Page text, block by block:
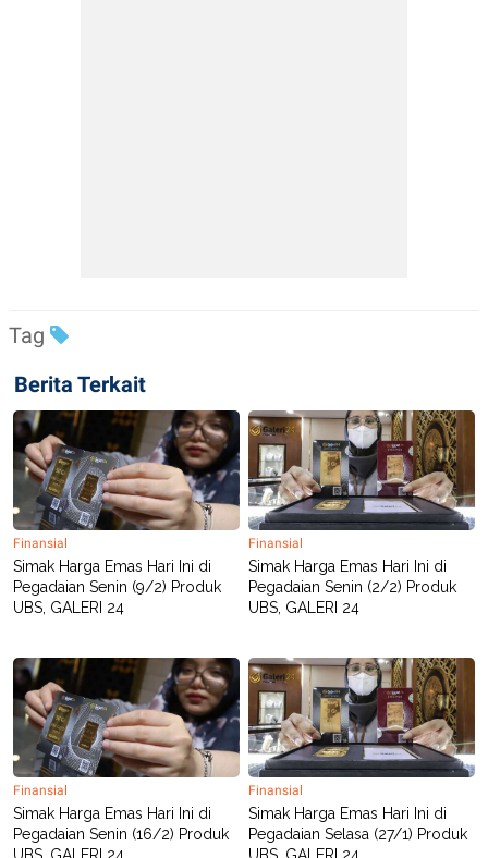
Tag
Berita Terkait
Finansial
Simak Harga Emas Hari Ini di
Pegadaian Senin (9/2) Produk
UBS, GALERI 24
Finansial
Simak Harga Emas Hari Ini di
Pegadaian Senin (2/2) Produk
UBS, GALERI 24
Finansial
Simak Harga Emas Hari Ini di
Pegadaian Senin (16/2) Produk
Finansial
Simak Harga Emas Hari Ini di
Pegadaian Selasa (27/1) Produk